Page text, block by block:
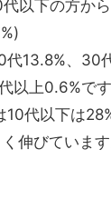
以下の方か
代13.8%、30
以上0.6%です
代以下は
伸びています